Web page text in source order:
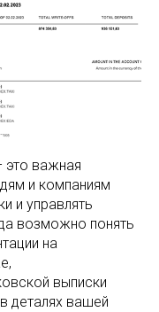
это важная
и компаниям
и управлять
возможно понять
на
выписки
деталях вашей